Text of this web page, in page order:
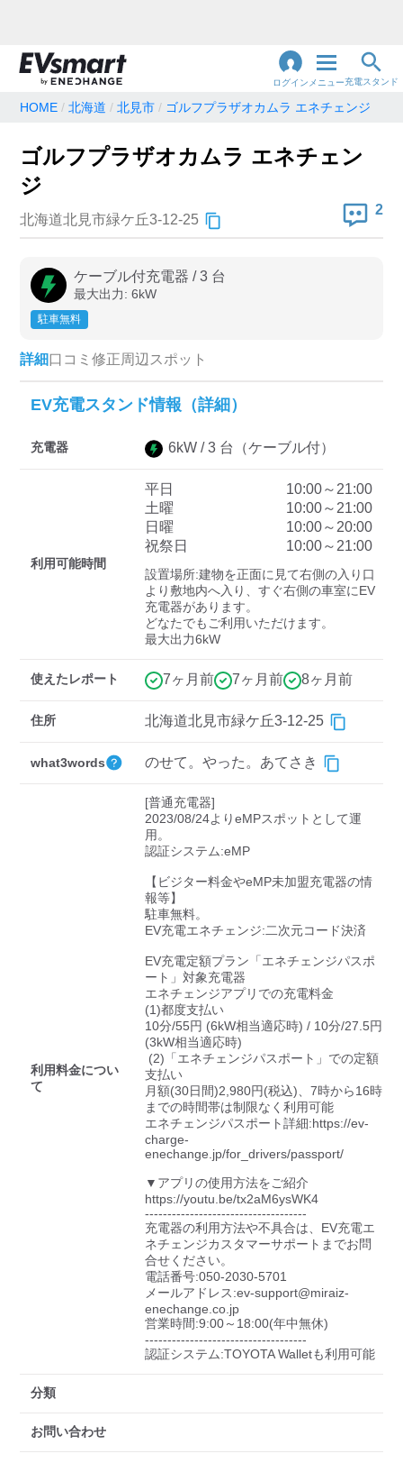
ログイン メニュー充電スタンド
地名・観光スポット・住所で検索
急速充電器のみ表示
高速道路上のみ表示
認証システム
EV充電エネチェンジ e-Mobility Power
三菱ディーラーを表示
日産ディーラーを表示
トヨタディーラーを表
中速-20kW-以上 急速-44kW-以上
車種
検索する
HOME 北海道 北見市 ゴルフプラザオカムラ エネチェンジ
ゴルフプラザオカムラ エネチェン
ジ
北海道北見市緑ケ丘3-12-25
2
ケーブル付充電器 /3 台
最大出力: 6kW
駐車無料
詳細口コミ 修正周辺スポット
EV充電スタンド情報（詳細）
充電器 6kW /3 台 （ケーブル付）
利用可能時間
平日
10:00～21:00
土曜
10:00～21:00
日曜
10:00～20:00
祝祭日
10:00～21:00
設置場所:建物を正面に見て右側の入り口
より敷地内へ入り、すぐ右側の車室にEV
充電器があります。
どなたでもご利用いただけます。
最大出力6kW
使えたレポート 7ヶ月前 7ヶ月前 8ヶ月前
住所 北海道北見市緑ケ丘3-12-25
what3words のせて。やった。あてさき
利用料金につい
て
[普通充電器]
2023/08/24よりeMPスポットとして運
用。
認証システム:eMP
【ビジター料金やeMP未加盟充電器の情
報等】
駐車無料。
EV充電エネチェンジ:二次元コード決済
EV充電定額プラン「エネチェンジパスポ
ート」対象充電器
エネチェンジアプリでの充電料金
(1)都度支払い
10分/55円 (6kW相当適応時) / 10分/27.5円
(3kW相当適応時)
支払い
月額(30日間)2,980円(税込)、7時から16時
までの時間帯は制限なく利用可能
エネチェンジパスポート詳細:https://ev-
charge-
enechange.jp/for_drivers/passport/
▼アプリの使用方法をご紹介
https://youtu.be/tx2aM6ysWK4
------------------------------------
充電器の利用方法や不具合は、EV充電エ
ネチェンジカスタマーサポートまでお問
合せください。
電話番号:050-2030-5701
メールアドレス:ev-support@miraiz-
enechange.co.jp
営業時間:9:00～18:00(年中無休)
------------------------------------
認証システム:TOYOTA Walletも利用可能
分類
お問い合わせ